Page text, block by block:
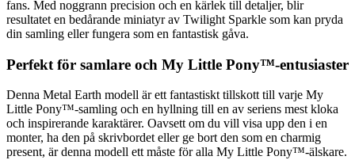
fans. Med noggrann precision och en kärlek till detaljer, blir
resultatet en bedårande miniatyr av Twilight Sparkle som kan pryda
din samling eller fungera som en fantastisk gåva.
Perfekt för samlare och My Little Pony™-entusiaster
Denna Metal Earth modell är ett fantastiskt tillskott till varje My
Little Pony™-samling och en hyllning till en av seriens mest kloka
och inspirerande karaktärer. Oavsett om du vill visa upp den i en
monter, ha den på skrivbordet eller ge bort den som en charmig
present, är denna modell ett måste för alla My Little Pony™-älskare.